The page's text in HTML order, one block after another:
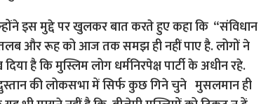
इस मुद्दे पर खुलकर बात करते हुए कहा कि “संविधान
और रूह को आज तक समझ ही नहीं पाए है. लोगों ने
है कि मुस्लिम लोग धर्मनिरपेक्ष पार्टी के अधीन रहे.
की लोकसभा में सिर्फ कुछ गिने चुने मुसलमान ही